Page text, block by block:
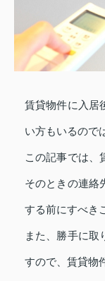
賃貸物件に入居
い方もいるので
この記事では、
そのときの連絡
する前にすべき
また、勝手に取
すので、賃貸物